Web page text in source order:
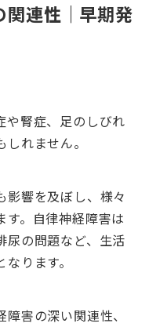
関連性｜早期発
や腎症、足のしびれ
れません。
影響を及ぼし、様々
す。自律神経障害は
尿の問題など、生活
ります。
害の深い関連性、